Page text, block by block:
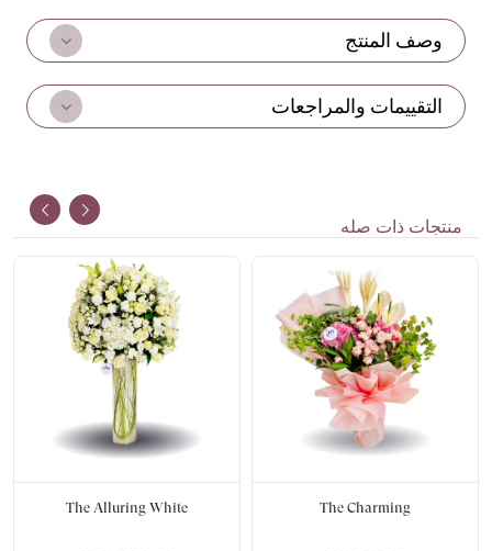
وصف المنتج
التقييمات والمراجعات
منتجات ذات صله
The Charming
The Alluring White